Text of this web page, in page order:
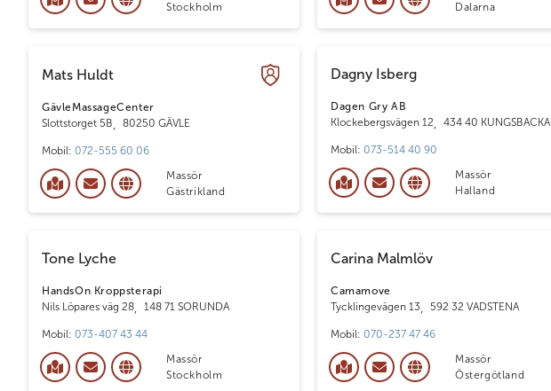
Stockholm
Dalarna
Mats Huldt
GävleMassageCenter
Slottstorget 5B, 80250 GÄVLE
Mobil: 072-555 60 06
Massör
Gästrikland
Dagny Isberg
Dagen Gry AB
Klockebergsvägen 12, 434 40 KUNGSBACKA
Mobil: 073-514 40 90
Massör
Halland
Tone Lyche
HandsOn Kroppsterapi
Nils Löpares väg 28, 148 71 SORUNDA
Mobil: 073-407 43 44
Massör
Stockholm
Carina Malmlöv
Camamove
Tycklingevägen 13, 592 32 VADSTENA
Mobil: 070-237 47 46
Massör
Östergötland